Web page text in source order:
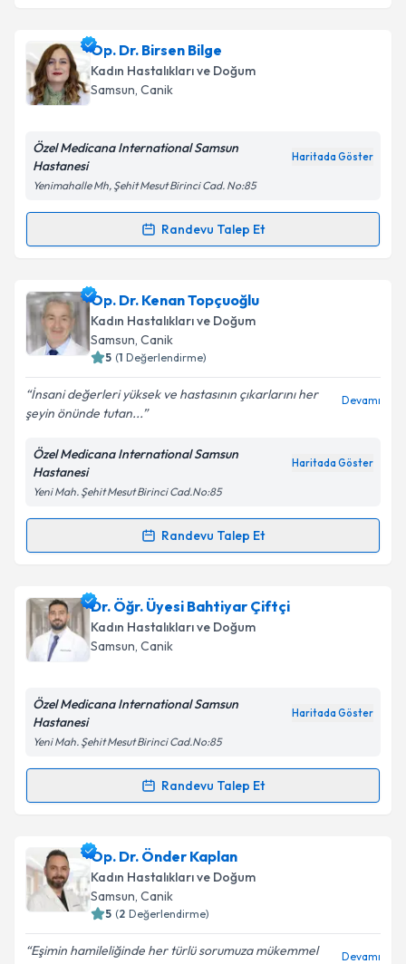
Op. Dr. Özge Piri Mantariçin randevu takvimi talebi
oluşturun. Size bu uzmandan randevu almanız için bir
takvim hazırlandığında e-posta ile bilgilendireceğiz.
Kişisel verilerimin işlenmesine ilişkinAydınlatma
'ni okudum ve kişisel verilerimin belirtilen
kapsamda işlenmesini kabul ediyorum.
Takvim Talebini Gönder
Op. Dr. Birsen Bilge
Kadın Hastalıkları ve Doğum
Samsun, Canik
Özel Medicana International Samsun
Hastanesi
Haritada Göster
Yenimahalle Mh, Şehit Mesut Birinci Cad. No:85
Randevu Talep Et
Randevu Takvimi Talebi
Op. Dr. Birsen Bilgeiçin randevu takvimi talebi
oluşturun. Size bu uzmandan randevu almanız için bir
takvim hazırlandığında e-posta ile bilgilendireceğiz.
Kişisel verilerimin işlenmesine ilişkin
Aydınlatma
Metni
kapsamda işlenmesini kabul ediyorum.
Takvim Talebini Gönder
Op. Dr. Kenan Topçuoğlu
Kadın Hastalıkları ve Doğum
Samsun, Canik
5 (1 Değerlendirme)
İnsani değerleri yüksek ve hastasının çıkarlarını her
şeyin önünde tutan...
Devamı
Özel Medicana International Samsun
Hastanesi
Haritada Göster
Yeni Mah. Şehit Mesut Birinci Cad.No:85
Randevu Talep Et
Randevu Takvimi Talebi
Op. Dr. Kenan Topçuoğluiçin randevu takvimi talebi
oluşturun. Size bu uzmandan randevu almanız için bir
takvim hazırlandığında e-posta ile bilgilendireceğiz.
Kişisel verilerimin işlenmesine ilişkinAydınlatma
'ni okudum ve kişisel verilerimin belirtilen
kapsamda işlenmesini kabul ediyorum.
Takvim Talebini Gönder
Dr. Öğr. Üyesi Bahtiyar Çiftçi
Kadın Hastalıkları ve Doğum
Samsun, Canik
Özel Medicana International Samsun
Hastanesi
Haritada Göster
Yeni Mah. Şehit Mesut Birinci Cad.No:85
Randevu Talep Et
Randevu Takvimi Talebi
Dr. Öğr. Üyesi Bahtiyar Çiftçi
talebi oluşturun. Size bu uzmandan randevu almanız
için bir takvim hazırlandığında e-posta ile
bilgilendireceğiz.
E-posta Adresiniz
Op. Dr. Önder Kaplan
Kadın Hastalıkları ve Doğum
Samsun, Canik
5 (2 Değerlendirme)
Eşimin hamileliğinde her türlü sorumuza mükemmel
Devamı